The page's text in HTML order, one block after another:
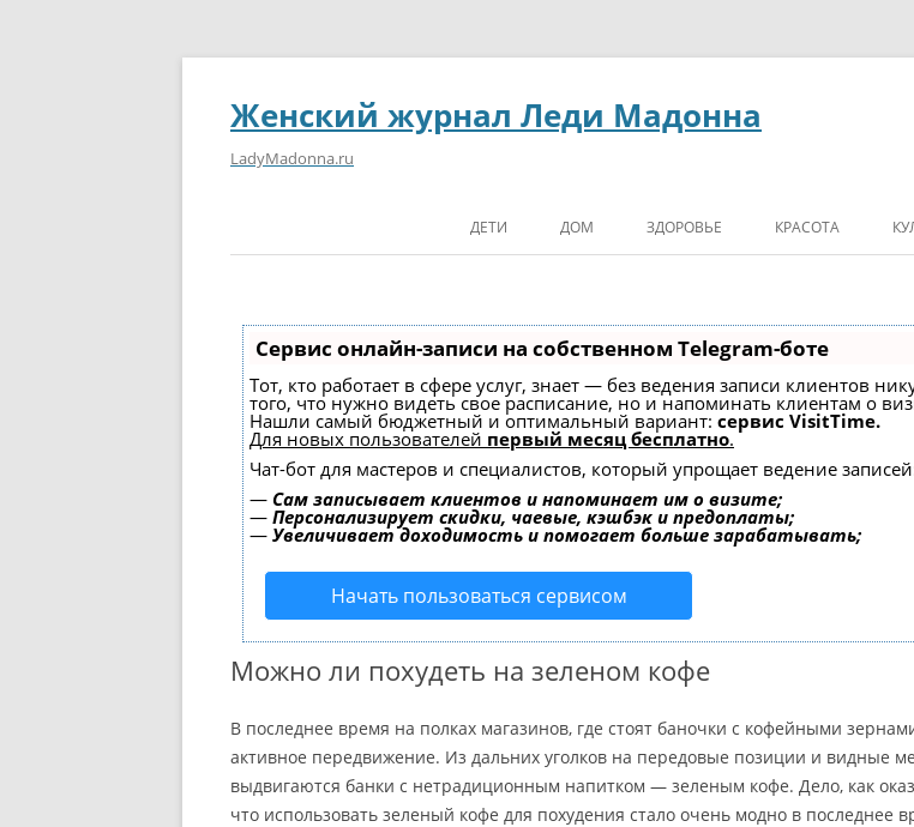
Женский журнал Леди Мадонна
LadyMadonna.ru
ДЕТИ ДОМ ЗДОРОВЬЕ КРАСОТА
Сервис онлайн-записи на собственном Telegram-боте
Тот, кто работает в сфере услуг, знает — без ведения записи клиентов
того, что нужно видеть свое расписание, но и напоминать клиентам о
Нашли самый бюджетный и оптимальный вариант: сервис VisitTime.
Для новых пользователей первый месяц бесплатно.
Чат-бот для мастеров и специалистов, который упрощает ведение
— Сам записывает клиентов и напоминает им о визите;
— Персонализирует скидки, чаевые, кэшбэк и предоплаты;
— Увеличивает доходимость и помогает больше зарабатывать;
Начать пользоваться сервисом
Можно ли похудеть на зеленом кофе
В последнее время на полках магазинов, где стоят баночки с кофейными
активное передвижение. Из дальних уголков на передовые позиции и видные
выдвигаются банки с нетрадиционным напитком — зеленым кофе. Дело, как
что использовать зеленый кофе для похудения стало очень модно в последнее